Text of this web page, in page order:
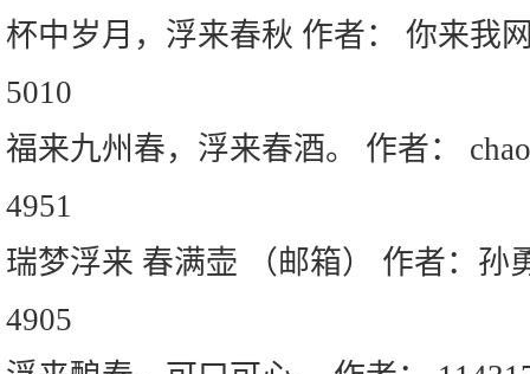
杯中岁月，浮来春秋 作者： 你来我
5010
福来九州春，浮来春酒。 作者：
4951
瑞梦浮来 春满壶 （邮箱） 作者：孙
4905